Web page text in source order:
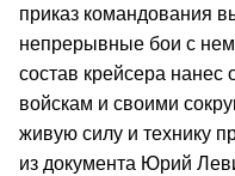
приказ командования
непрерывные бои с
состав крейсера
войскам и своими
живую силу и технику
из документа Юрий